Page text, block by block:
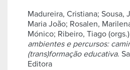
Madureira, Cristiana; Sousa,
Maria João; Rosalen,
Mónico; Ribeiro, Tiago
ambientes e percursos:
(trans)formação educativa.
Editora